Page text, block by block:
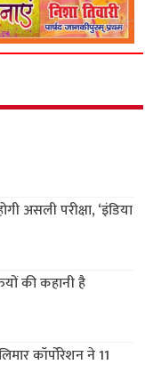
असली परीक्षा, ‘इंडिया
की कहानी है
कॉर्पोरेशन ने 11